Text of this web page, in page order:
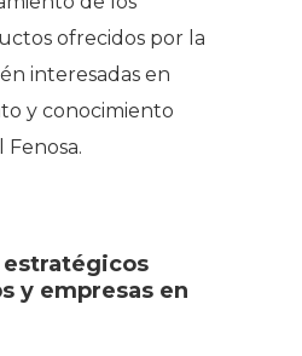
ofrecidos por la
interesadas en
y conocimiento
Fenosa.
y empresas en